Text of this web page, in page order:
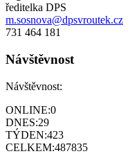
ředitelka DPS
m.sosnova@dpsvroutek.cz
731 464 181
Návštěvnost
Návštěvnost:
ONLINE:0
DNES:29
TÝDEN:423
CELKEM:487835